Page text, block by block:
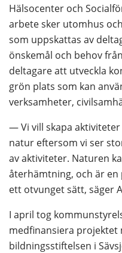
Hälsocenter och
arbete sker utomhus
som uppskattas av
önskemål och behov
deltagare att utveckla
grön plats som kan
verksamheter,
— Vi vill skapa
natur eftersom vi ser
av aktiviteter. Naturen
återhämtning, och är en
ett otvunget sätt, säger
I april tog
medfinansiera projektet
bildningsstiftelsen i